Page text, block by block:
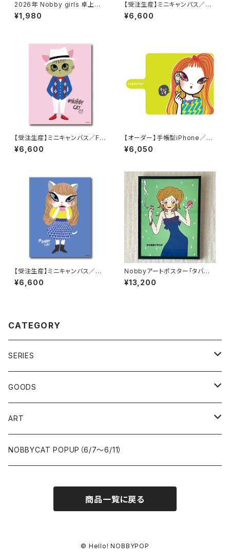
2026年 Nobby girls 卓上カ
レンダー（１月はじまり）
¥1,980
【受注生産】ミニキャンバス／A
mao
¥6,600
【受注生産】ミニキャンバス／Fu
kuta
¥6,600
【オーダー】手帳型iPhone／ス
マホケース「Kyunco-chan」
¥6,050
【受注生産】ミニキャンバス／Ch
a-ko
¥6,600
Nobbyアートポスター「タバコ
とコンパクト」【額装】
¥13,200
CATEGORY
SERIES
女の子
NOBBYCAT
不思議の国のアリス
GOODS
iPhone&スマホケース
iPhoneケース
ポーチ
ART
一点もの
NOBBYCAT POPUP（6/7〜6/11）
商品一覧に戻る
© Hello! NOBBYPOP